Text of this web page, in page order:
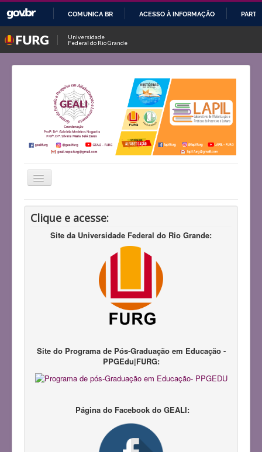
O
CONTEÚDO
COMUNICA BR ACESSO À INFORMAÇÃO
Universidade
Federal do Rio Grande
Alternar
Início
Histórico
Produções Acadêmicas
Participação em Eventos
Pedagogias da Infância
III Congresso do GEALI
Clique e acesse:
Site da Universidade Federal do Rio Grande:
Site do Programa de Pós-Graduação em Educação -
PPGEdu|FURG:
Página do Facebook do GEALI: